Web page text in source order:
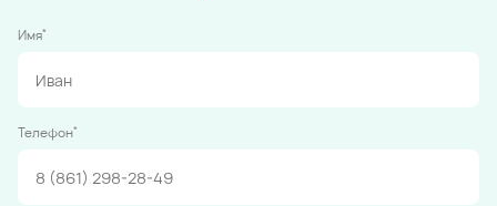
Имя*
Телефон*